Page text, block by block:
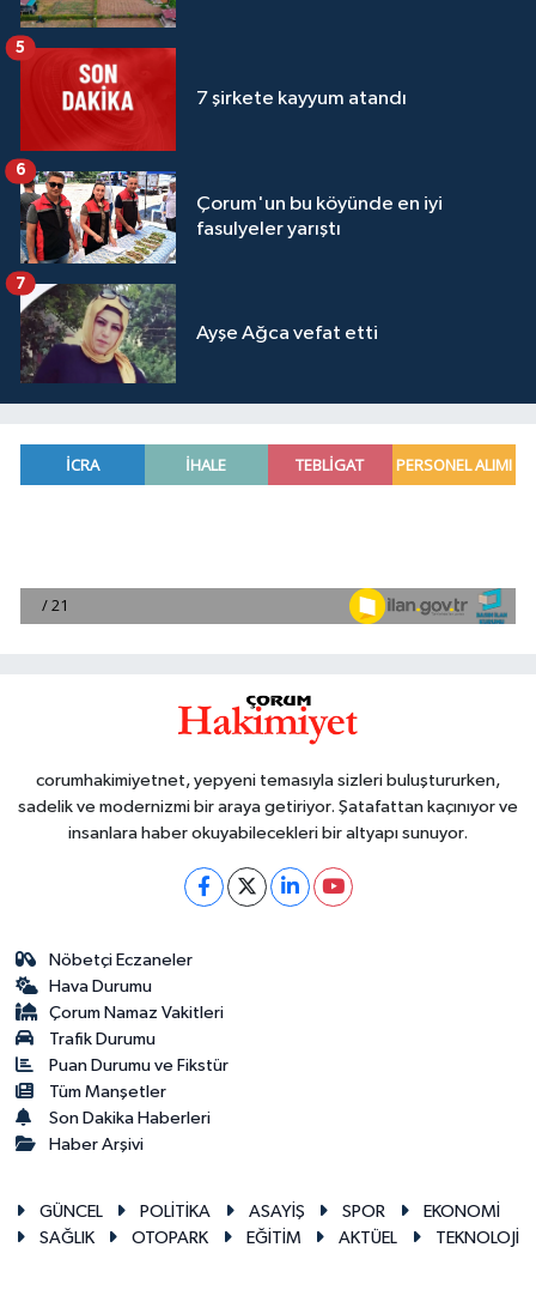
7 şirkete kayyum atandı
5
Çorum'un bu köyünde en iyi
fasulyeler yarıştı
6
Ayşe Ağca vefat etti
7
corumhakimiyetnet, yepyeni temasıyla sizleri buluştururken,
sadelik ve modernizmi bir araya getiriyor. Şatafattan kaçınıyor ve
insanlara haber okuyabilecekleri bir altyapı sunuyor.
Nöbetçi Eczaneler
Hava Durumu
Çorum Namaz Vakitleri
Trafik Durumu
Puan Durumu ve Fikstür
Tüm Manşetler
Son Dakika Haberleri
Haber Arşivi
GÜNCEL POLİTİKA ASAYİŞ SPOR
EKONOMİ
SAĞLIK
OTOPARK EĞİTİM AKTÜEL TEKNOLOJİ